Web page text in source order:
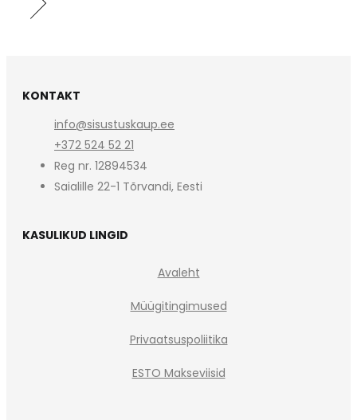
KONTAKT
info@sisustuskaup.ee
+372 524 52 21
Reg nr. 12894534
Saialille 22-1 Tõrvandi, Eesti
KASULIKUD LINGID
Avaleht
Müügitingimused
Privaatsuspoliitika
ESTO Makseviisid